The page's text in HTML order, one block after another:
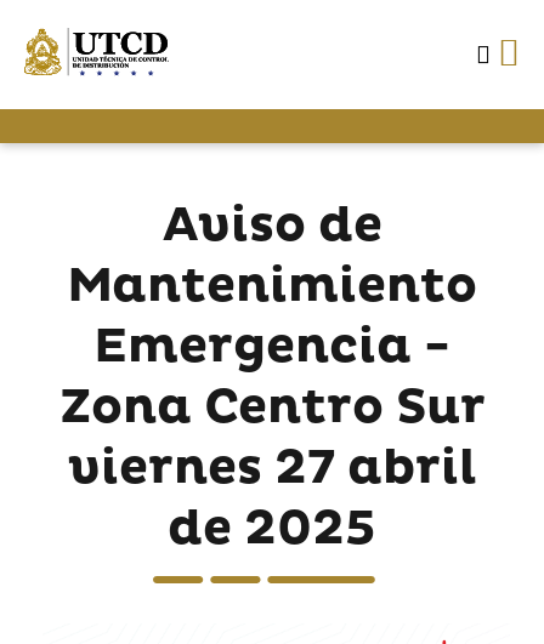
Aviso de
Mantenimiento
Emergencia -
Zona Centro Sur
viernes 27 abril
de 2025